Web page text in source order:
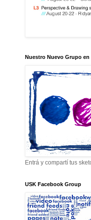
Nuestro Nuevo Grupo en
Entrá y compartí tus
USK Facebook Group